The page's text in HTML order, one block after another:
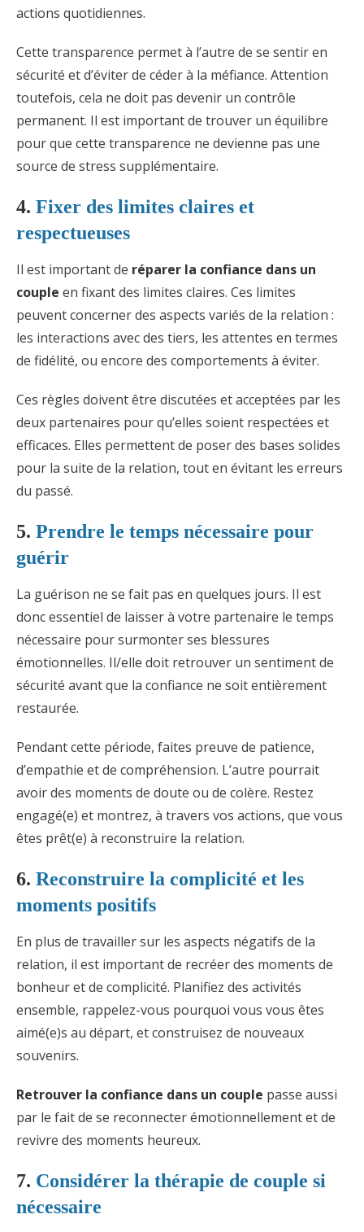
actions quotidiennes.
Cette transparence permet à l’autre de se sentir en
sécurité et d’éviter de céder à la méfiance. Attention
toutefois, cela ne doit pas devenir un contrôle
permanent. Il est important de trouver un équilibre
pour que cette transparence ne devienne pas une
source de stress supplémentaire.
4. Fixer des limites claires et
respectueuses
Il est important de réparer la confiance dans un
couple en fixant des limites claires. Ces limites
peuvent concerner des aspects variés de la relation :
les interactions avec des tiers, les attentes en termes
de fidélité, ou encore des comportements à éviter.
Ces règles doivent être discutées et acceptées par les
deux partenaires pour qu’elles soient respectées et
efficaces. Elles permettent de poser des bases solides
pour la suite de la relation, tout en évitant les erreurs
du passé.
5. Prendre le temps nécessaire pour
guérir
La guérison ne se fait pas en quelques jours. Il est
donc essentiel de laisser à votre partenaire le temps
nécessaire pour surmonter ses blessures
émotionnelles. Il/elle doit retrouver un sentiment de
sécurité avant que la confiance ne soit entièrement
restaurée.
Pendant cette période, faites preuve de patience,
d’empathie et de compréhension. L’autre pourrait
avoir des moments de doute ou de colère. Restez
engagé(e) et montrez, à travers vos actions, que vous
êtes prêt(e) à reconstruire la relation.
6. Reconstruire la complicité et les
moments positifs
En plus de travailler sur les aspects négatifs de la
relation, il est important de recréer des moments de
bonheur et de complicité. Planifiez des activités
ensemble, rappelez-vous pourquoi vous vous êtes
aimé(e)s au départ, et construisez de nouveaux
souvenirs.
Retrouver la confiance dans un couple passe aussi
par le fait de se reconnecter émotionnellement et de
revivre des moments heureux.
7. Considérer la thérapie de couple si
nécessaire